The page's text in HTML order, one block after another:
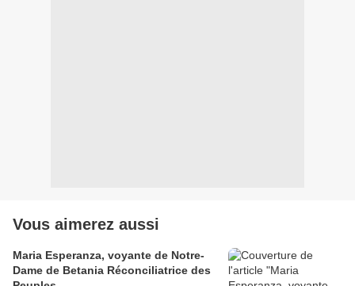
Vous aimerez aussi
Maria Esperanza, voyante de Notre-
Dame de Betania Réconciliatrice des